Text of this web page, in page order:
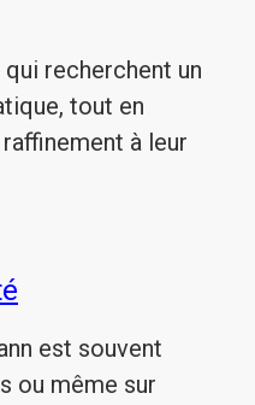
recherchent un
tout en
à leur
est souvent
ou même sur